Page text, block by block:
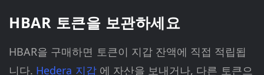
HBAR 토큰을 보관하세요
HBAR을 구매하면 토큰이 지갑 잔액에 직접 적립됩
니다. Hedera 지갑 에 자산을 보내거나, 다른 토큰으